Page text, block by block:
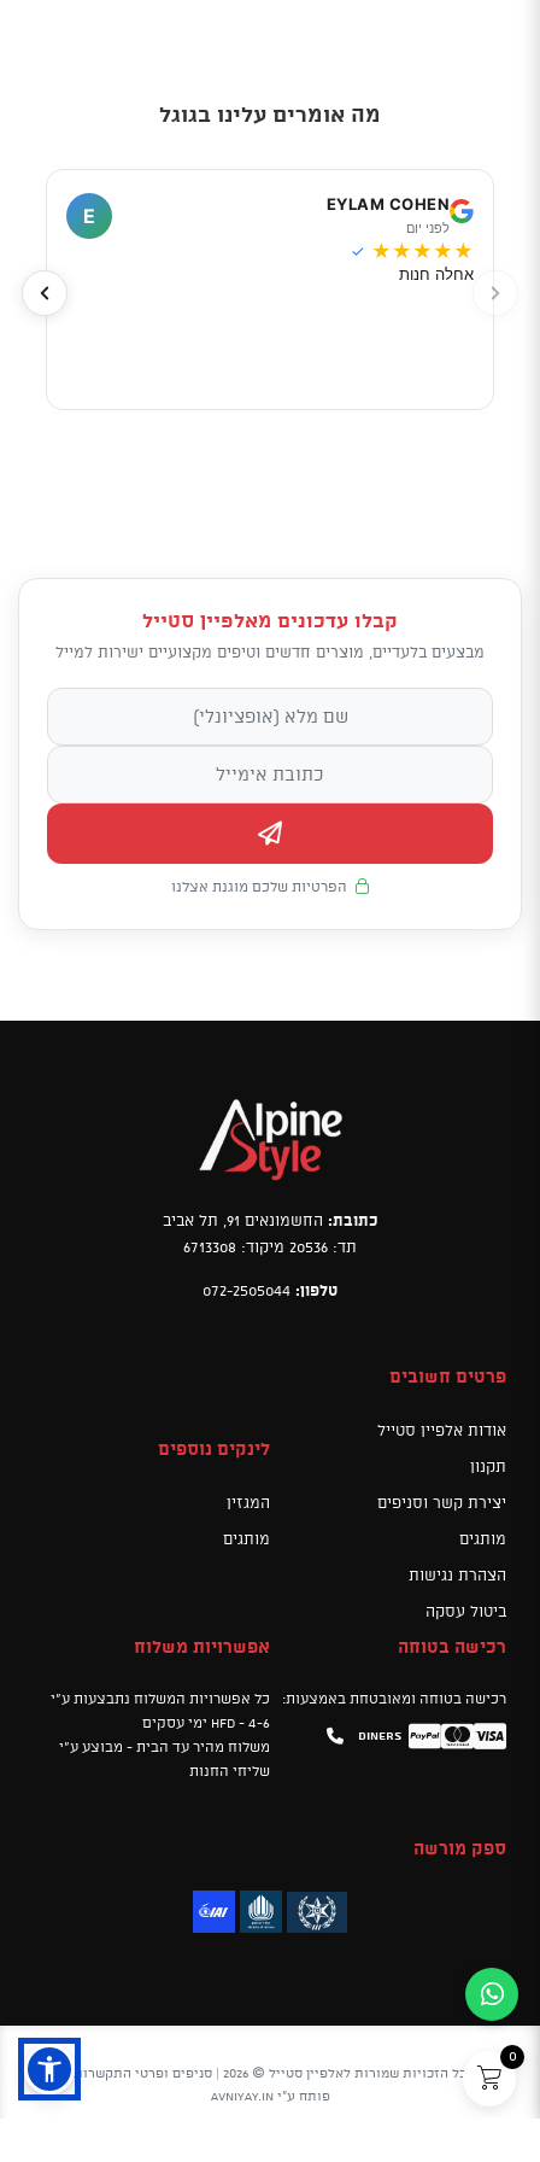
מה אומרים עלינו בגוגל
EYLAM COHEN
לפני יום
E
★
★
★
★
★
✓
אחלה חנות
קבלו עדכונים מאלפיין סטייל
מבצעים בלעדיים, מוצרים חדשים וטיפים מקצועיים ישירות למייל
הפרטיות שלכם מוגנת אצלנו
כתובת: החשמונאים 91, תל אביב
תד: 20536 מיקוד: 6713308
טלפון: 072-2505044
פרטים חשובים
אודות אלפיין סטייל
תקנון
יצירת קשר וסניפים
מותגים
הצהרת נגישות
ביטול עסקה
לינקים נוספים
המגזין
מותגים
רכישה בטוחה
רכישה בטוחה ומאובטחת באמצעות:
Visa
Mastercard
PayPal
Diners
אפשרויות משלוח
כל אפשרויות המשלוח נתבצעות ע"י
HFD - 4-6 ימי עסקים
משלוח מהיר עד הבית - מבוצע ע"י
שליחי החנות
ספק מורשה
כל הזכויות שמורות לאלפיין סטייל © 2026 |
סניפים ופרטי התקשרות
פותח ע"יavniyay.in
0